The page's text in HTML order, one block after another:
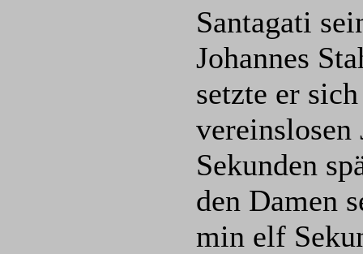
Santagati
Johannes
setzte er
vereinslosen
Sekunden
den Damen
min elf